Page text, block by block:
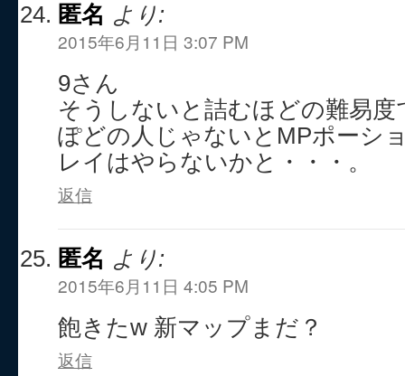
匿名 より:
2015年6月11日 3:07 PM
9さん
そうしないと詰むほどの難易
ぽどの人じゃないとMPポーシ
レイはやらないかと・・・。
返信
匿名 より:
2015年6月11日 4:05 PM
飽きたw 新マップまだ？
返信